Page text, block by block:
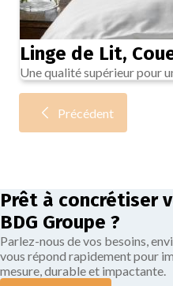
Linge de Lit,
Une qualité supérieur pour
Précédent
Prêt à concrétiser
BDG Groupe ?
Parlez-nous de vos besoins,
vous répond rapidement pour
mesure, durable et impactante.